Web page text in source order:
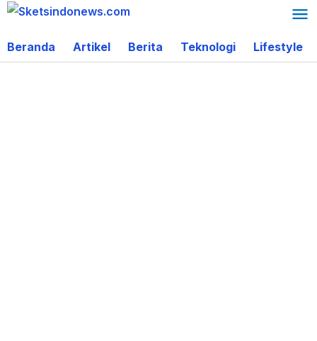
Lewati
konten
Beranda Artikel Berita Teknologi Lifestyle